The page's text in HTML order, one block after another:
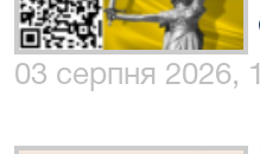
03 серпня 2026,